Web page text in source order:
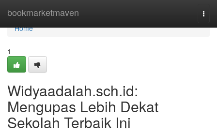
bookmarketmaven
Home
Home
1
Widyaadalah.sch.id:
Mengupas Lebih Dekat
Sekolah Terbaik Ini